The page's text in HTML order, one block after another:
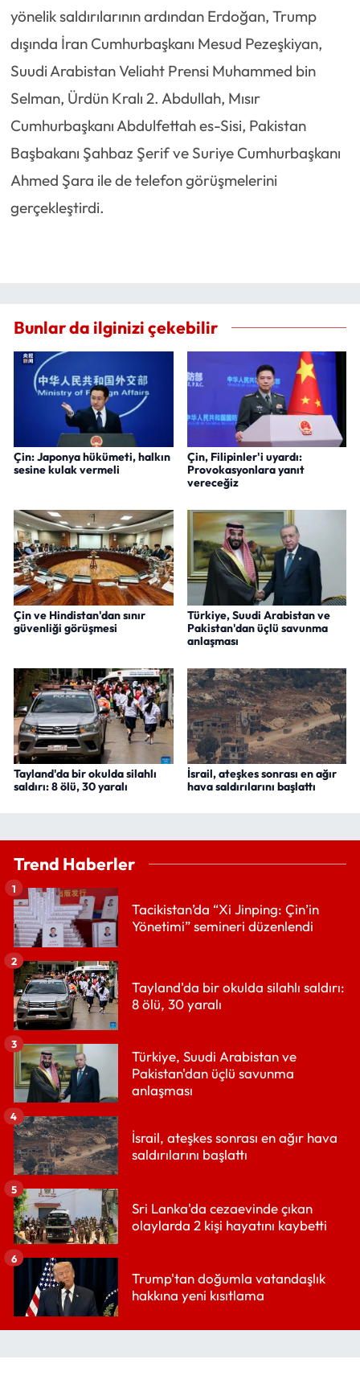
yönelik saldırılarının ardından Erdoğan, Trump
dışında İran Cumhurbaşkanı Mesud Pezeşkiyan,
Suudi Arabistan Veliaht Prensi Muhammed bin
Selman, Ürdün Kralı 2. Abdullah, Mısır
Cumhurbaşkanı Abdulfettah es-Sisi, Pakistan
Başbakanı Şahbaz Şerif ve Suriye Cumhurbaşkanı
Ahmed Şara ile de telefon görüşmelerini
gerçekleştirdi.
Bunlar da ilginizi çekebilir
Çin: Japonya hükümeti, halkın
sesine kulak vermeli
Çin, Filipinler'i uyardı:
Provokasyonlara yanıt
vereceğiz
Çin ve Hindistan'dan sınır
güvenliği görüşmesi
Türkiye, Suudi Arabistan ve
Pakistan'dan üçlü savunma
anlaşması
Tayland'da bir okulda silahlı
saldırı: 8 ölü, 30 yaralı
İsrail, ateşkes sonrası en ağır
hava saldırılarını başlattı
Trend Haberler
Tacikistan’da “Xi Jinping: Çin’in
Yönetimi” semineri düzenlendi
1
Tayland'da bir okulda silahlı saldırı:
8 ölü, 30 yaralı
2
Türkiye, Suudi Arabistan ve
Pakistan'dan üçlü savunma
anlaşması
3
İsrail, ateşkes sonrası en ağır hava
saldırılarını başlattı
4
Sri Lanka'da cezaevinde çıkan
olaylarda 2 kişi hayatını kaybetti
5
Trump'tan doğumla vatandaşlık
hakkına yeni kısıtlama
6